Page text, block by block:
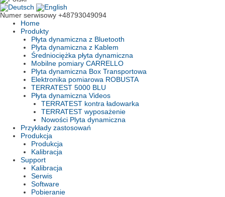
Numer serwisowy +48793049094
Home
Produkty
Płyta dynamiczna z Bluetooth
Plyta dynamiczna z Kablem
Średniociężka płyta dynamiczna
Mobilne pomiary CARRELLO
Plyta dynamiczna Box Transportowa
Elektronika pomiarowa ROBUSTA
TERRATEST 5000 BLU
Płyta dynamiczna Videos
TERRATEST kontra ładowarka
TERRATEST wyposażenie
Nowości Plyta dynamiczna
Przykłady zastosowań
Produkcja
Produkcja
Kalibracja
Support
Kalibracja
Serwis
Software
Pobieranie